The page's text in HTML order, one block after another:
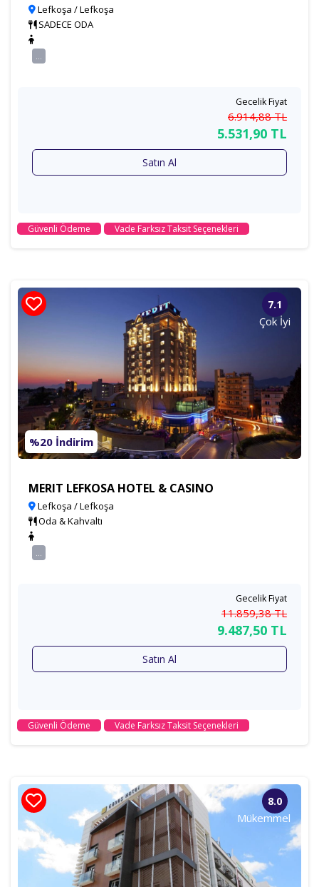
Lefkoşa / Lefkoşa
SADECE ODA
...
Gecelik Fiyat
6.914,88TL
5.531,90 TL
Satın Al
Güvenli Ödeme Vade Farksız Taksit Seçenekleri
%20 İndirim
7.1
Çok İyi
MERIT LEFKOSA HOTEL & CASINO
Lefkoşa / Lefkoşa
Oda & Kahvaltı
...
Gecelik Fiyat
11.859,38TL
9.487,50 TL
Satın Al
Güvenli Ödeme Vade Farksız Taksit Seçenekleri
8.0
Mükemmel